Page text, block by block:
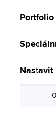
Portfolio
Nastavit